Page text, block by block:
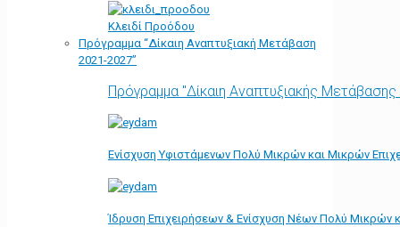
Κλειδί Προόδου
Πρόγραμμα “Δίκαιη Αναπτυξιακή Μετάβαση
2021-2027”
Πρόγραμμα "Δίκαιη Αναπτυξιακής
Ενίσχυση Υφιστάμενων Πολύ Μικρών και Μικρών
Ίδρυση Επιχειρήσεων & Ενίσχυση Νέων Πολύ Μικρών